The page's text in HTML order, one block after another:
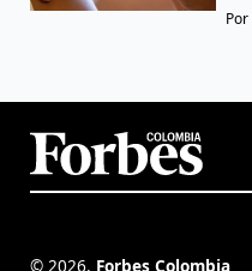
Por
© 2026, Forbes Colombia